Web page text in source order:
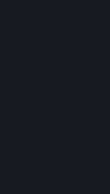
Si te han
un juego, pierdes
No podemos
(p. ej., películas,
que el vídeo